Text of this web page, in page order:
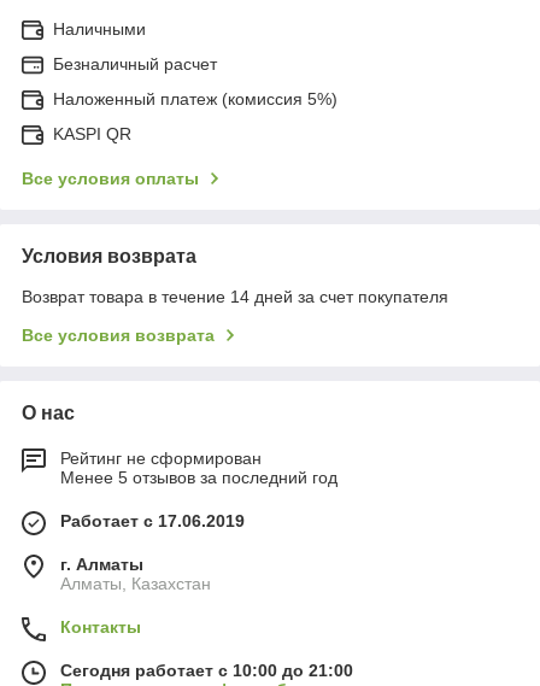
Наличными
Безналичный расчет
Наложенный платеж (комиссия 5%)
KASPI QR
Все условия оплаты
Условия возврата
Возврат товара в течение 14 дней за счет покупателя
Все условия возврата
О нас
Рейтинг не сформирован
Менее 5 отзывов за последний год
Работает с 17.06.2019
г. Алматы
Алматы, Казахстан
Контакты
Сегодня работает с 10:00 до 21:00